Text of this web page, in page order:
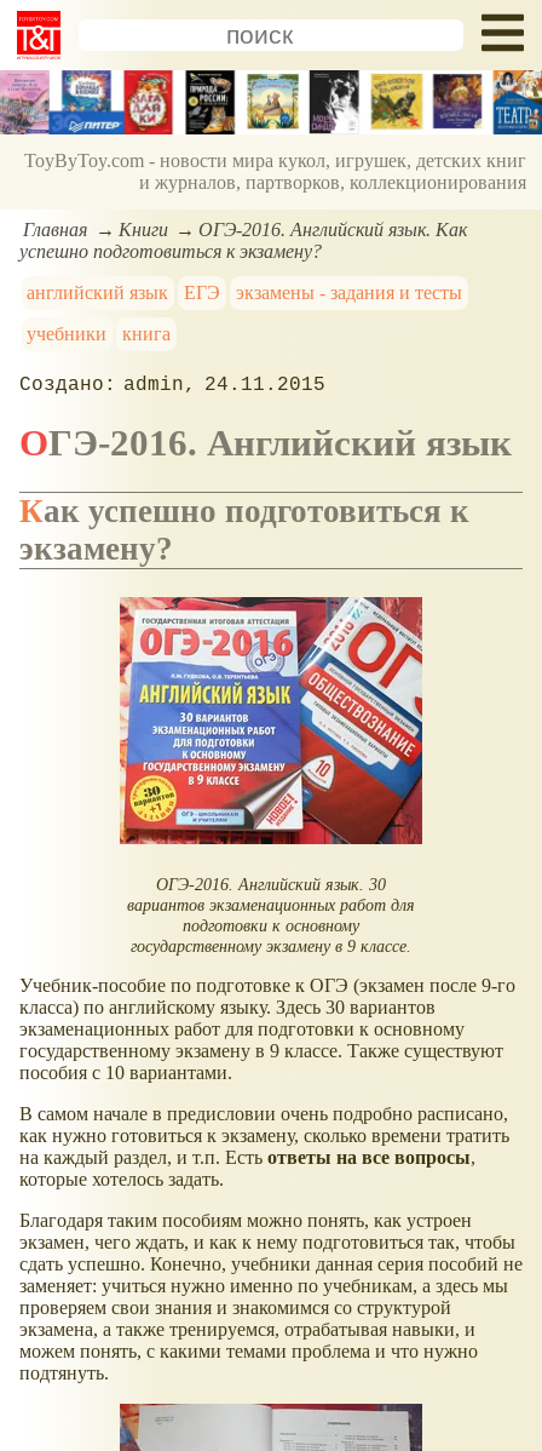
ToyByToy.com - новости мира кукол, игрушек, детских книг
и журналов, партворков, коллекционирования
Главная Книги
ОГЭ-2016. Английский язык. Как
успешно подготовиться к экзамену?
английский язык
ЕГЭ
экзамены - задания и тесты
учебники
книга
admin 24.11.2015
ОГЭ-2016. Английский язык
Как успешно подготовиться к
экзамену?
ОГЭ-2016. Английский язык. 30
вариантов экзаменационных работ для
подготовки к основному
государственному экзамену в 9 классе.
Учебник-пособие по подготовке к ОГЭ (экзамен после 9-го
класса) по английскому языку. Здесь 30 вариантов
экзаменационных работ для подготовки к основному
государственному экзамену в 9 классе. Также существуют
пособия с 10 вариантами.
В самом начале в предисловии очень подробно расписано,
как нужно готовиться к экзамену, сколько времени тратить
на каждый раздел, и т.п. Есть ответы на все вопросы,
которые хотелось задать.
Благодаря таким пособиям можно понять, как устроен
экзамен, чего ждать, и как к нему подготовиться так, чтобы
сдать успешно. Конечно, учебники данная серия пособий не
заменяет: учиться нужно именно по учебникам, а здесь мы
проверяем свои знания и знакомимся со структурой
экзамена, а также тренируемся, отрабатывая навыки, и
можем понять, с какими темами проблема и что нужно
подтянуть.